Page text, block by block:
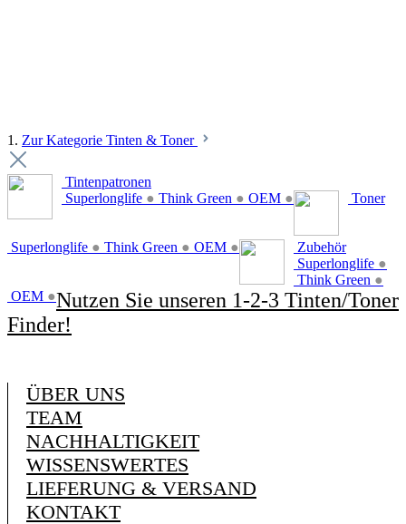
1. Zur Kategorie Tinten & Toner
Tintenpatronen
Superlonglife ● Think Green ● OEM ● Toner
Superlonglife ● Think Green ● OEM ●
Zubehör
Superlonglife ●
Think Green ●
OEM ●Nutzen Sie unseren 1-2-3 Tinten/Toner
Finder!
ÜBER UNS
TEAM
NACHHALTIGKEIT
WISSENSWERTES
LIEFERUNG & VERSAND
KONTAKT